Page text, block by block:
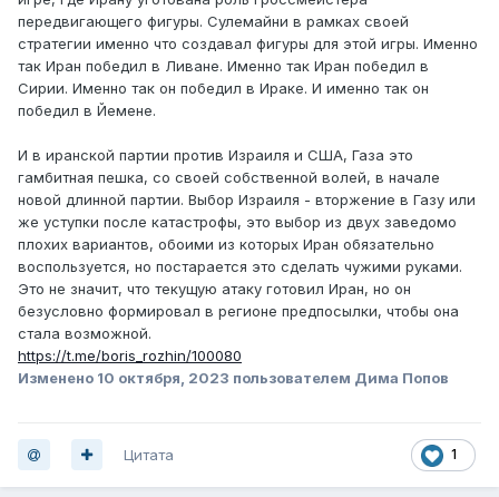
передвигающего фигуры. Сулемайни в рамках своей
стратегии именно что создавал фигуры для этой игры. Именно
так Иран победил в Ливане. Именно так Иран победил в
Сирии. Именно так он победил в Ираке. И именно так он
победил в Йемене.
И в иранской партии против Израиля и США, Газа это
гамбитная пешка, со своей собственной волей, в начале
новой длинной партии. Выбор Израиля - вторжение в Газу или
же уступки после катастрофы, это выбор из двух заведомо
плохих вариантов, обоими из которых Иран обязательно
воспользуется, но постарается это сделать чужими руками.
Это не значит, что текущую атаку готовил Иран, но он
безусловно формировал в регионе предпосылки, чтобы она
стала возможной.
https://t.me/boris_rozhin/100080
Изменено 10 октября, 2023 пользователем Дима Попов
1
Цитата